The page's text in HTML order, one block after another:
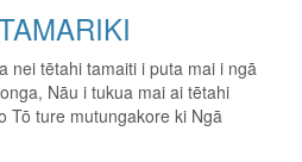
nei tētahi tamaiti i puta mai i ngā
Nāu i tukua mai ai tētahi
Tō ture mutungakore ki Ngā